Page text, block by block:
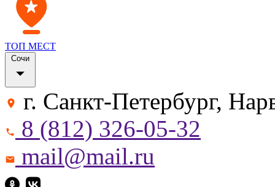
ТОП МЕСТ
г. Санкт-Петербург,
8 (812) 326-05-32
mail@mail.ru